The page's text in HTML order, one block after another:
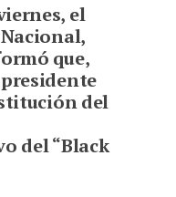
el
que,
del
del “Black